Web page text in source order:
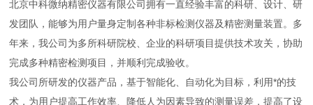
北京中科微纳精密仪器有限公司拥有一直经验丰富的科研、设计、研
发团队，能够为用户量身定制各种非标检测仪器及精密测量装置。多
年来，我公司为多所科研院校、企业的科研项目提供技术攻关，协助
完成多种精密检测项目，并顺利完成验收。
我公司所研发的仪器产品，基于智能化、自动化为目标，利用*的技
术，为用户提高工作效率、降低人为因素导致的测量误差，提高了设